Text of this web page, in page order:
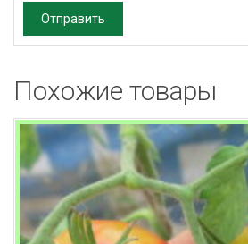
Похожие товары